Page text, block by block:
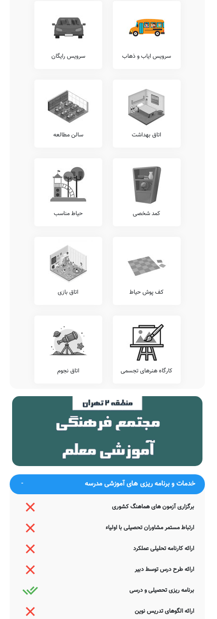
آکادمی زبان
اغلب مدارس ایران از وجود آکادمی های زبان جداگانه از سیستم آموزشی
وزارت آموزش و پرورش، نظیر آکادمی های زبان های ترکی، فرانسوی،
قاعده مستثنی نیست.
خدمات متمایز دیگری را نیز با هدف افزایش روحیه نشاط و آرامش دانش
آموزان در محیط مدرسه شامل خدمات ارتباط مستمر مشاوران تحصیلی با
اولیاء، سامانه برگزاری کلاس های آنلاین آموزشی، نگهداری کیف و کتاب
دانش آموزان (کیف در مدرسه)، امکان امانت گذاری تبلت یا موبایل قبل از
شروع کلاس، و... برقرار نمایند.
شما می توانید اطلاعات بیشتر در خصوص موارد فوق الذکر و یا سایر
فرهنگی ورزشی رایگان، برگزاری کارگاه های ارتقای عملکرد کادر آموزشی،
و... را از کادر اجرایی این مدرسه پرس و جو نمایید.
آزمون هماهنگ
اطلاع دارید که برخی از مدارس، بجهت سنجش دقیقتر وضعیت دانش
آموزان خود، اقدام به برگزاری آزمون های هماهنگ کشوری می نمایند.
تلفن این مدرسه جهت کسب اطلاعات از نحوه ثبت نام و امکانات آن
22711381 22711381 می باشد. مدرسه غیر دولتی صراط، آمادگی
اولیاء گرامی به ویژه اهالی محترم منطقه 1 تهران می توانند با مراجعه به
معرفی این مدرسه را با چند بیت از حافظ شیرازی به پایان می بریم:
همیشه باد جهانش به کام وز سر
صدق
کمر به بندگی‌اش بسته چرخ
مینایی
گدا اگر گهر پاک داشتی در اصل
ور آفتاب نکردی فسوس جام زرش
چرا تهی ز می خوشگوار بایستی
جستجوی هوشمند سامانه های آنلاین گردآوری شده است. به همین جهت
ممکن است در برخی از موارد، دچار خطا بوده و یا نیازمند بروزرسانی
باشند. چنانچه شما از عوامل این مدرسه هستید و یا اطلاعات دقیقتری در
این خصوص دارید عمیقاً خواهشمندیم ما را جهت اصلاح و تکمیل این
نظرات تکمیل کننده شما می باشد.
سرویس ایاب و ذهاب سرویس رایگان
اتاق بهداشت سالن مطالعه
کمد شخصی حیاط مناسب
کف پوش حیاط اتاق بازی
کارگاه هنرهای تجسمی اتاق نجوم
خدمات و برنامه ریزی های آموزشی مدرسه
برگزاری آزمون های هماهنگ کشوری
ارتباط مستمر مشاوران تحصیلی با اولیاء
ارائه کارنامه تحلیلی عملکرد
ارائه طرح درس توسط دبیر
برنامه ریزی تحصیلی و درسی
ارائه الگوهای تدریس نوین